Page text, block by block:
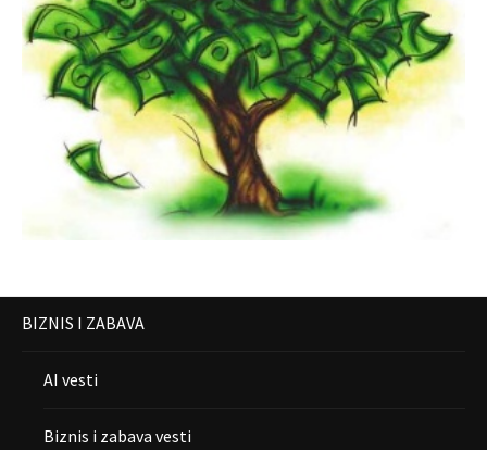
BIZNIS I ZABAVA
AI vesti
Biznis i zabava vesti